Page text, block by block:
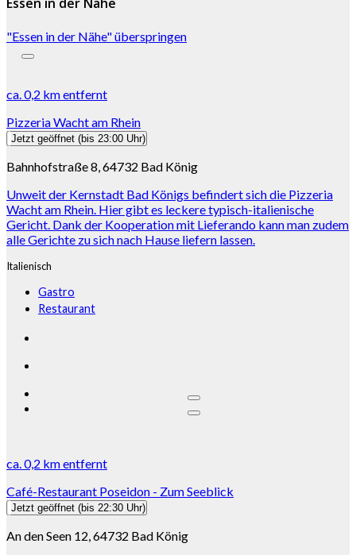
"Essen in der Nähe" überspringen
ca.0,2 kmentfernt
Pizzeria Wacht am Rhein
Jetzt geöffnet (bis 23:00 Uhr)
Bahnhofstraße 8, 64732 Bad König
Unweit der Kernstadt Bad Königs befindert sich die Pizzeria
Wacht am Rhein. Hier gibt es leckere typisch-italienische
Gericht. Dank der Kooperation mit Lieferando kann man zudem
alle Gerichte zu sich nach Hause liefern lassen.
Italienisch
Gastro
Restaurant
ca.0,2 kmentfernt
Café-Restaurant Poseidon - Zum Seeblick
Jetzt geöffnet (bis 22:30 Uhr)
An den Seen 12, 64732 Bad König